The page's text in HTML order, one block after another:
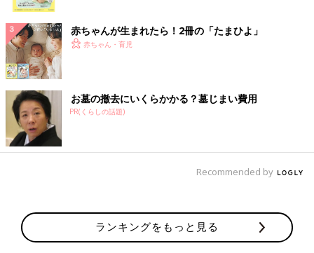
赤ちゃんが生まれたら！2冊の「たまひよ」
赤ちゃん・育児
お墓の撤去にいくらかかる？墓じまい費用
PR(くらしの話題)
Recommended by
ランキングをもっと見る